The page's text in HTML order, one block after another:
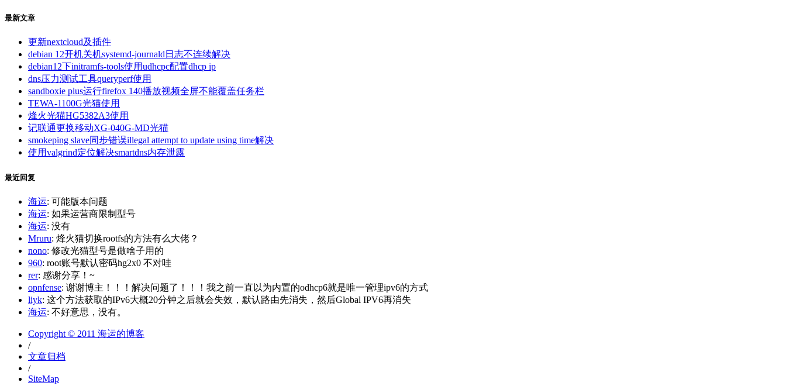
最新文章
更新nextcloud及插件
debian 12开机关机systemd-journald日志不连续解决
debian12下initramfs-tools使用udhcpc配置dhcp ip
dns压力测试工具queryperf使用
sandboxie plus运行firefox 140播放视频全屏不能覆盖任务栏
TEWA-1100G光猫使用
烽火光猫HG5382A3使用
记联通更换移动XG-040G-MD光猫
smokeping slave同步错误illegal attempt to update using time解决
使用valgrind定位解决smartdns内存泄露
最近回复
海运: 可能版本问题
海运: 如果运营商限制型号
海运: 没有
Mruru: 烽火猫切换rootfs的方法有么大佬？
nono: 修改光猫型号是做啥子用的
960: root账号默认密码hg2x0 不对哇
rer: 感谢分享！~
opnfense: 谢谢博主！！！解决问题了！！！我之前一直以为内置的odhcp6就是唯一管理ipv6的方式
liyk: 这个方法获取的IPv6大概20分钟之后就会失效，默认路由先消失，然后Global IPV6再消失
海运: 不好意思，没有。
Copyright © 2011 海运的博客
/
文章归档
/
SiteMap